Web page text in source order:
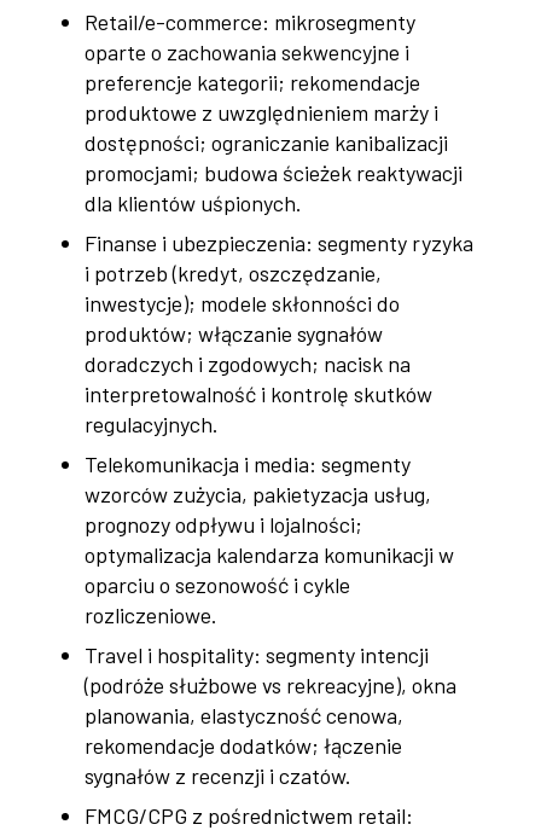
Retail/e-commerce: mikrosegmenty
oparte o zachowania sekwencyjne i
preferencje kategorii; rekomendacje
produktowe z uwzględnieniem marży i
dostępności; ograniczanie kanibalizacji
promocjami; budowa ścieżek reaktywacji
dla klientów uśpionych.
Finanse i ubezpieczenia: segmenty ryzyka
i potrzeb (kredyt, oszczędzanie,
inwestycje); modele skłonności do
produktów; włączanie sygnałów
doradczych i zgodowych; nacisk na
interpretowalność i kontrolę skutków
regulacyjnych.
Telekomunikacja i media: segmenty
wzorców zużycia, pakietyzacja usług,
prognozy odpływu i lojalności;
optymalizacja kalendarza komunikacji w
oparciu o sezonowość i cykle
rozliczeniowe.
Travel i hospitality: segmenty intencji
(podróże służbowe vs rekreacyjne), okna
planowania, elastyczność cenowa,
rekomendacje dodatków; łączenie
sygnałów z recenzji i czatów.
FMCG/CPG z pośrednictwem retail: